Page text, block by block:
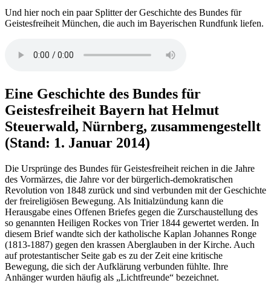
Und hier noch ein paar Splitter der Geschichte des Bundes für
Geistesfreiheit München, die auch im Bayerischen Rundfunk liefen.
Eine Geschichte des Bundes für
Geistesfreiheit Bayern hat Helmut
Steuerwald, Nürnberg, zusammengestellt
(Stand: 1. Januar 2014)
Die Ursprünge des Bundes für Geistesfreiheit reichen in die Jahre
des Vormärzes, die Jahre vor der bürgerlich-demokratischen
Revolution von 1848 zurück und sind verbunden mit der Geschichte
der freireligiösen Bewegung. Als Initialzündung kann die
Herausgabe eines Offenen Briefes gegen die Zurschaustellung des
so genannten Heiligen Rockes von Trier 1844 gewertet werden. In
diesem Brief wandte sich der katholische Kaplan Johannes Ronge
(1813-1887) gegen den krassen Aberglauben in der Kirche. Auch
auf protestantischer Seite gab es zu der Zeit eine kritische
Bewegung, die sich der Aufklärung verbunden fühlte. Ihre
Anhänger wurden häufig als „Lichtfreunde“ bezeichnet.